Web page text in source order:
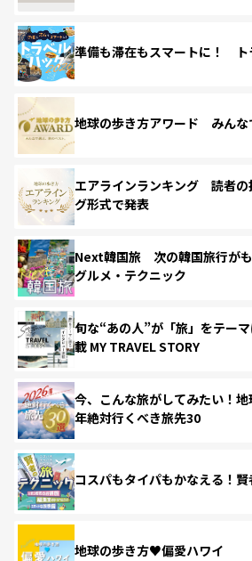
準備も滞在もスマートに！ ト
地球の歩き方アワード みんな
エアラインランキング 読者の
グ形式で発表
Next韓国旅 次の韓国旅行がも
グルメ・テクニック
旬な“あの人”が「旅」をテー
載 MY TRAVEL STORY
今、こんな旅がしてみたい！
年絶対行くべき旅先30
コスパもタイパもかなえる！
地球の歩き方♥偏愛ハワイ